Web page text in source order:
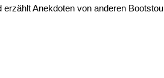
Anekdoten von anderen